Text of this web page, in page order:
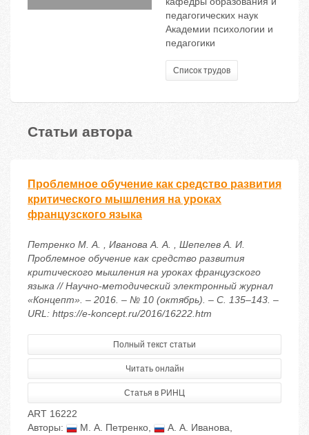
педагогических наук
Академии психологии и
педагогики
Список трудов
Статьи автора
Проблемное обучение как средство развития
критического мышления на уроках
французского языка
Петренко М. А. , Иванова А. А. , Шепелев А. И.
Проблемное обучение как средство развития
критического мышления на уроках французского
языка // Научно-методический электронный журнал
«Концепт». – 2016. – № 10 (октябрь). – С. 135–143. –
URL: https://e-koncept.ru/2016/16222.htm
Полный текст статьи
Читать онлайн
Статья в РИНЦ
ART 16222
Авторы:
М. А. Петренко, А. А. Иванова,